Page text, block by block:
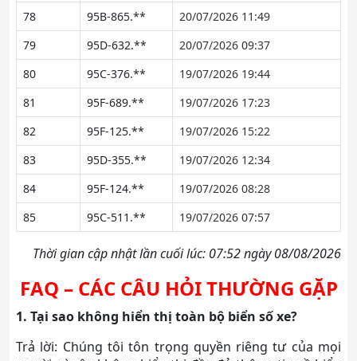
78 95B-865.**
20/07/2026 11:49
79
95D-632.**
20/07/2026 09:37
80
95C-376.**
19/07/2026 19:44
81
95F-689.**
19/07/2026 17:23
82
95F-125.**
19/07/2026 15:22
83
95D-355.**
19/07/2026 12:34
84
95F-124.**
19/07/2026 08:28
85
95C-511.** 19/07/2026 07:57
Thời gian cập nhật lần cuối lúc: 07:52 ngày 08/08/2026
FAQ – CÁC CÂU HỎI THƯỜNG GẶP
1. Tại sao không hiển thị toàn bộ biển số xe?
Trả lời: Chúng tôi tôn trọng quyền riêng tư của mọi